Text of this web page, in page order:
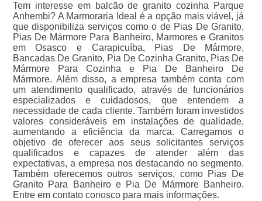
Tem interesse em balcão de granito cozinha Parque
Anhembi? A Marmoraria Ideal é a opção mais viável, já
que disponibiliza serviços como o de Pias De Granito,
Pias De Mármore Para Banheiro, Marmores e Granitos
em Osasco e Carapicuíba, Pias De Mármore,
Bancadas De Granito, Pia De Cozinha Granito, Pias De
Mármore Para Cozinha e Pia De Banheiro De
Mármore. Além disso, a empresa também conta com
um atendimento qualificado, através de funcionários
especializados e cuidadosos, que entendem a
necessidade de cada cliente. Também foram investidos
valores consideráveis em instalações de qualidade,
aumentando a eficiência da marca. Carregamos o
objetivo de oferecer aos seus solicitantes serviços
qualificados e capazes de atender além das
expectativas, a empresa nos destacando no segmento.
Também oferecemos outros serviços, como Pias De
Granito Para Banheiro e Pia De Mármore Banheiro.
Entre em contato conosco para mais informações.